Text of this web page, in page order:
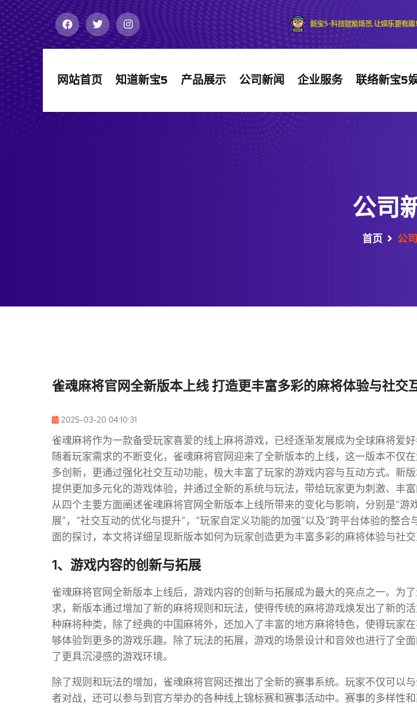
网站首页 知道新宝5 产品展示 公司新闻 企业服务 联络新宝5
公司
首页 公
雀魂麻将官网全新版本上线 打造更丰富多彩的麻将体验与社交
2025-03-20 04:10:31
雀魂麻将作为一款备受玩家喜爱的线上麻将游戏，已经逐渐发展成为全球麻将爱好
随着玩家需求的不断变化，雀魂麻将官网迎来了全新版本的上线，这一版本不仅
多创新，更通过强化社交互动功能，极大丰富了玩家的游戏内容与互动方式。新
提供更加多元化的游戏体验，并通过全新的系统与玩法，带给玩家更为刺激、丰
从四个主要方面阐述雀魂麻将官网全新版本上线所带来的变化与影响，分别是“游
展”，“社交互动的优化与提升”，“玩家自定义功能的加强”以及“跨平台体验的整合
面的探讨，本文将详细呈现新版本如何为玩家创造更为丰富多彩的麻将体验与社交
1、游戏内容的创新与拓展
雀魂麻将官网全新版本上线后，游戏内容的创新与拓展成为最大的亮点之一。为
求，新版本通过增加了新的麻将规则和玩法，使得传统的麻将游戏焕发出了新的
种麻将种类，除了经典的中国麻将外，还加入了丰富的地方麻将特色，使得玩家
够体验到更多的游戏乐趣。除了玩法的拓展，游戏的场景设计和音效也进行了全
了更具沉浸感的游戏环境。
除了规则和玩法的增加，雀魂麻将官网还推出了全新的赛事系统。玩家不仅可以
者对战，还可以参与到官方举办的各种线上锦标赛和赛事活动中。赛事的多样性